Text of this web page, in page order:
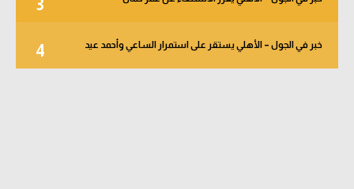
3
4 خبر في الجول – الأهلي يستقر على استمرار الساعي وأحمد عيد